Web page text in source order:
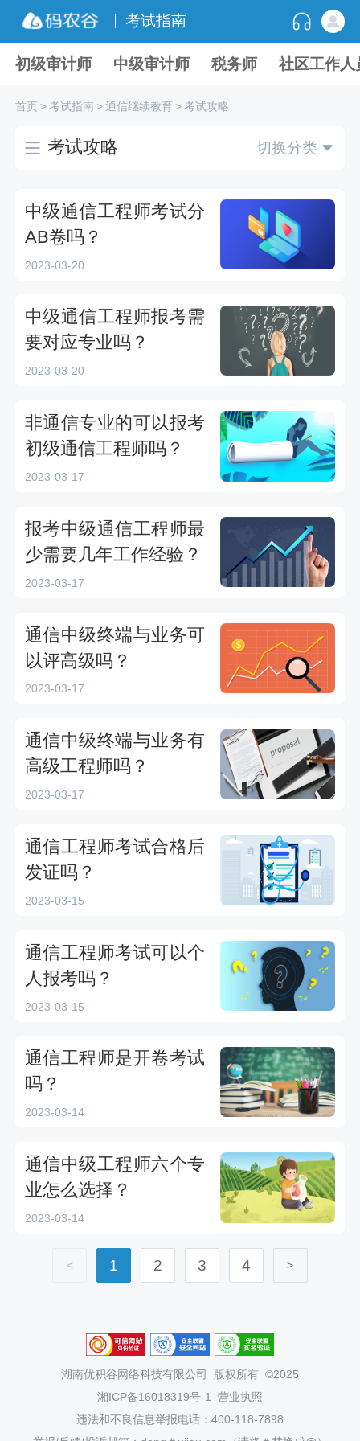
考试指南
初级审计师 中级审计师 税务师 社区工作人
首页>考试指南>通信继续教育>考试攻略
考试攻略 切换分类
中级通信工程师考试分
AB卷吗？
2023-03-20
中级通信工程师报考需
要对应专业吗？
2023-03-20
非通信专业的可以报考
初级通信工程师吗？
2023-03-17
报考中级通信工程师最
少需要几年工作经验？
2023-03-17
通信中级终端与业务可
以评高级吗？
2023-03-17
通信中级终端与业务有
高级工程师吗？
2023-03-17
通信工程师考试合格后
发证吗？
2023-03-15
通信工程师考试可以个
人报考吗？
2023-03-15
通信工程师是开卷考试
吗？
2023-03-14
通信中级工程师六个专
业怎么选择？
2023-03-14
< 1 2 3 4 >
湖南优积谷网络科技有限公司
版权所有 ©2025
湘ICP备16018319号-1
营业执照
违法和不良信息举报电话：400-118-7898